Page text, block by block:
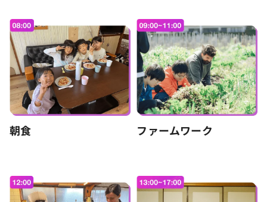
朝食 ファームワーク